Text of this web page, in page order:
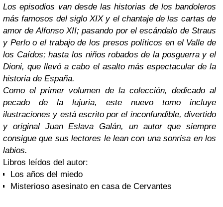
Los episodios van desde las historias de los bandoleros
más famosos del siglo XIX y el chantaje de las cartas de
amor de Alfonso XII; pasando por el escándalo de Straus
y Perlo o el trabajo de los presos políticos en el Valle de
los Caídos; hasta los niños robados de la posguerra y el
Dioni, que llevó a cabo el asalto más espectacular de la
historia de España.
Como el primer volumen de la colección, dedicado al
pecado de la lujuria, este nuevo tomo incluye
ilustraciones y está escrito por el inconfundible, divertido
y original Juan Eslava Galán, un autor que siempre
consigue que sus lectores le lean con una sonrisa en los
labios.
Libros leídos del autor:
Los años del miedo
Misterioso asesinato en casa de Cervantes